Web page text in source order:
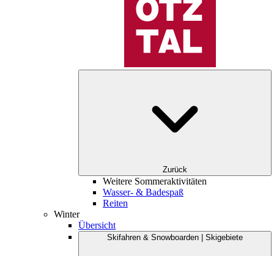
Zurück
Weitere Sommeraktivitäten
Wasser- & Badespaß
Reiten
Winter
Übersicht
Skifahren & Snowboarden | Skigebiete